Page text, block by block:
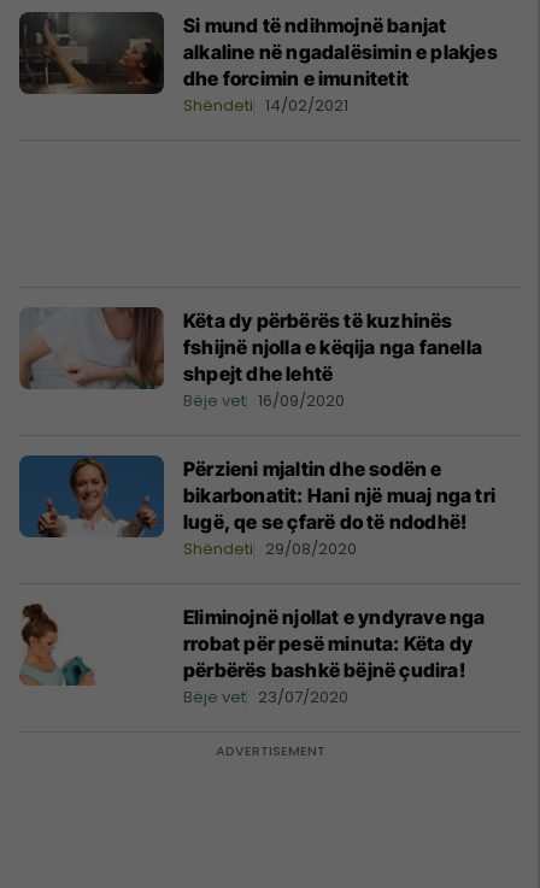
Si mund të ndihmojnë banjat
alkaline në ngadalësimin e plakjes
dhe forcimin e imunitetit
Shëndeti 14/02/2021
Këta dy përbërës të kuzhinës
fshijnë njolla e këqija nga fanella
shpejt dhe lehtë
Bëje vet 16/09/2020
Përzieni mjaltin dhe sodën e
bikarbonatit: Hani një muaj nga tri
lugë, qe se çfarë do të ndodhë!
Shëndeti 29/08/2020
Eliminojnë njollat e yndyrave nga
rrobat për pesë minuta: Këta dy
përbërës bashkë bëjnë çudira!
Bëje vet 23/07/2020